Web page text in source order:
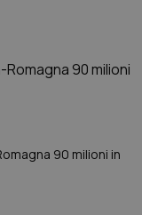
90 milioni in